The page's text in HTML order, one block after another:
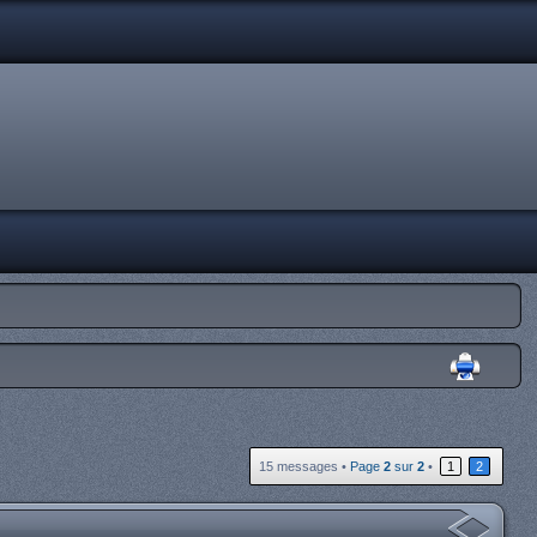
15 messages • Page 2 sur 2 • 1 2